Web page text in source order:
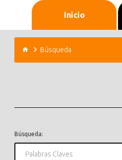
Inicio
Búsqueda
Búsqueda: